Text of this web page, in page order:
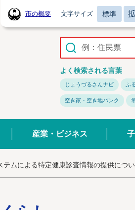
市ホームページ
市の概要 文字サイズ 標準
よく検索される言葉
じょうづるさんナビ ふ
空き家・空き地バンク
産業・ビジネス
テムによる特定健康診査情報の提供につ